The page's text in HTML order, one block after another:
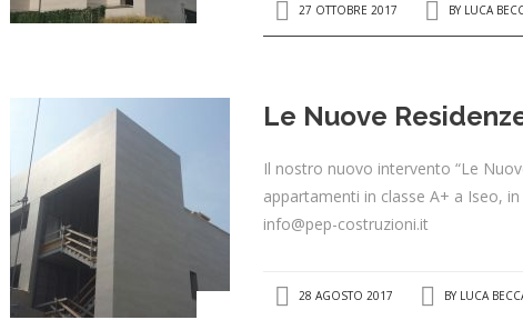
27 OTTOBRE 2017 BY LUCA
Le Nuove
Il nostro nuovo intervento “Le
appartamenti in classe A+ a Iseo,
info@pep-costruzioni.it
28 AGOSTO 2017 BY LUCA